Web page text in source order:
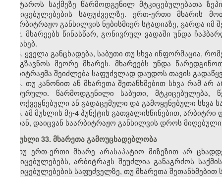
ჩაატაროს საქმეზე წარმოდგენილ მტკიცებულებათა
მტკიცებულებების საფუძველზე. ერთ-ერთი მხარის
საარბიტრაჟო განხილვის ნებისმიერ სტადიაზე, გარდა იმ
2. მხარეებს წინასწარ, გონივრულ ვადაში უნდა
შესახებ.
3. ყველა განცხადება, საბუთი თუ სხვა ინფორმაცია,
გაეგზავნოს მეორე მხარეს. მხარეებს უნდა
არბიტრაჟმა შეიძლება საფუძვლად დაუდოს თავის
4. თუ კანონით ან მხარეთა შეთანხმებით სხვა რამ
დახურული. წარმოდგენილი საბუთი,
გამოქვეყნებული ან გადაცემული და გამოყენებული
5. ამ მუხლის მე-4 პუნქტის გათვალისწინებით,
არიან, დაიცვან საარბიტრაჟო განხილვის დროს
მუხლი 33. მხარეთა გამოუცხადებლობა
თუ ერთ-ერთი მხარე არასაპატიო მიზეზით არ
მტკიცებულებებს, არბიტრაჟს შეუძლია განაგრძოს
მტკიცებულებების საფუძველზე, თუ მხარეთა